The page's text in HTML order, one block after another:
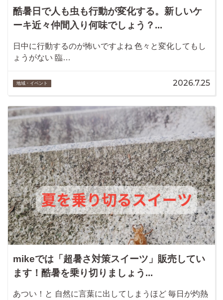
酷暑日で人も虫も行動が変化する。新しいケ
ーキ近々仲間入り何味でしょう？...
日中に行動するのが怖いですよね 色々と変化してもし
ょうがない 臨…
地域・イベント 2026.7.25
mikeでは「超暑さ対策スイーツ」販売してい
ます！酷暑を乗り切りましょう...
あつい！と 自然に言葉に出してしまうほど 毎日が灼熱